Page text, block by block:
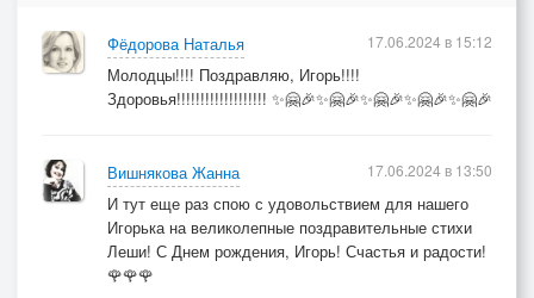
Фёдорова Наталья
Молодцы!!!! Поздравляю, Игорь!!!!
Здоровья!!!!!!!!!!!!!!!!!!! ✨🤗🎉✨🤗🎉✨🤗🎉✨🤗🎉✨🤗🎉
17.06.2024 в 15:12
Вишнякова Жанна
И тут еще раз спою с удовольствием для нашего
Игорька на великолепные поздравительные стихи
Леши! С Днем рождения, Игорь! Счастья и радости!
🌹🌹🌹
17.06.2024 в 13:50